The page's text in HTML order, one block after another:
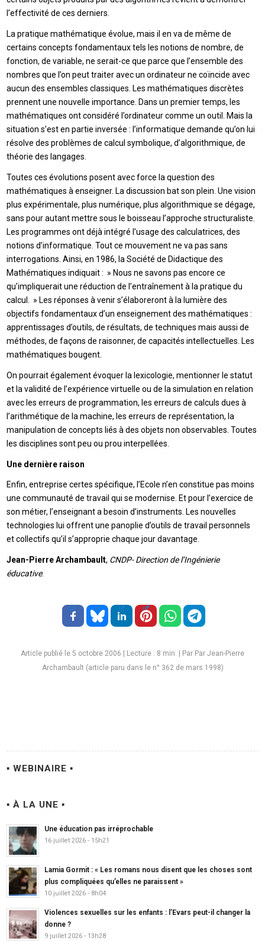
l’effectivité de ces derniers.
La pratique mathématique évolue, mais il en va de même de
certains concepts fondamentaux tels les notions de nombre, de
fonction, de variable, ne serait-ce que parce que l’ensemble des
nombres que l’on peut traiter avec un ordinateur ne coïncide avec
aucun des ensembles classiques. Les mathématiques discrètes
prennent une nouvelle importance. Dans un premier temps, les
mathématiques ont considéré l’ordinateur comme un outil. Mais la
situation s’est en partie inversée : l’informatique demande qu’on lui
résolve des problèmes de calcul symbolique, d’algorithmique, de
théorie des langages.
Toutes ces évolutions posent avec force la question des
mathématiques à enseigner. La discussion bat son plein. Une vision
plus expérimentale, plus numérique, plus algorithmique se dégage,
sans pour autant mettre sous le boisseau l’approche structuraliste.
Les programmes ont déjà intégré l’usage des calculatrices, des
notions d’informatique. Tout ce mouvement ne va pas sans
interrogations. Ainsi, en 1986, la Société de Didactique des
Mathématiques indiquait : » Nous ne savons pas encore ce
qu’impliquerait une réduction de l’entraînement à la pratique du
calcul. » Les réponses à venir s’élaboreront à la lumière des
objectifs fondamentaux d’un enseignement des mathématiques :
apprentissages d’outils, de résultats, de techniques mais aussi de
méthodes, de façons de raisonner, de capacités intellectuelles. Les
mathématiques bougent.
On pourrait également évoquer la lexicologie, mentionner le statut
et la validité de l’expérience virtuelle ou de la simulation en relation
avec les erreurs de programmation, les erreurs de calculs dues à
l’arithmétique de la machine, les erreurs de représentation, la
manipulation de concepts liés à des objets non observables. Toutes
les disciplines sont peu ou prou interpellées.
Une dernière raison
Enfin, entreprise certes spécifique, l’Ecole n’en constitue pas moins
une communauté de travail qui se modernise. Et pour l’exercice de
son métier, l’enseignant a besoin d’instruments. Les nouvelles
technologies lui offrent une panoplie d’outils de travail personnels
et collectifs qu’il s’approprie chaque jour davantage.
Jean-Pierre Archambault, CNDP- Direction de l’Ingénierie
éducative.
Article publié le 5 octobre 2006|Lecture : 8 min. | Par Par Jean-Pierre
Archambault (article paru dans le n° 362 de mars 1998)
▪ WEBINAIRE ▪
▪ À LA UNE ▪
Une éducation pas irréprochable
16 juillet 2026 - 15h21
Lamia Gormit : « Les romans nous disent que les choses sont
plus compliquées qu’elles ne paraissent »
10 juillet 2026 - 8h04
Violences sexuelles sur les enfants : l’Evars peut-il changer la
donne ?
9 juillet 2026 - 13h28